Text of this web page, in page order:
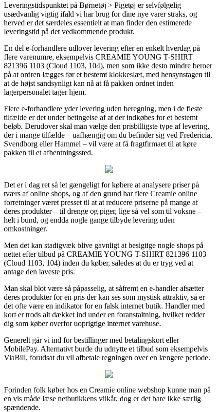
Leveringstidspunktet på Børnetøj > Pigetøj er selvfølgelig
usædvanlig vigtig ifald vi har brug for dine nye varer straks, og
herved er det særdeles essentielt at man finder den estimerede
leveringstid på det vedkommende produkt.
En del e-forhandlere udlover levering efter en enkelt hverdag på
flere varenumre, eksempelvis CREAMIE YOUNG T-SHIRT
821396 1103 (Cloud 1103, 104), men som ikke desto mindre beroer
på at ordren lægges før et bestemt klokkeslæt, med hensynstagen til
at de højst sandsynligt kan nå at få pakken ordnet inden
lagerpersonalet tager hjem.
Flere e-forhandlere yder levering uden beregning, men i de fleste
tilfælde er det under betingelse af at der indkøbes for et bestemt
beløb. Derudover skal man vælge den prisbilligste type af levering,
der i mange tilfælde – uafhængig om du befinder sig ved Fredericia,
Svendborg eller Hammel – vil være at få fragtfirmaet til at køre
pakken til et afhentningssted.
Det er i dag ret så let gængeligt for købere at analysere priser på
tværs af online shops, og af den grund har flere Creamie online
forretninger været presset til at at reducere priserne på mange af
deres produkter – til drenge og piger, lige så vel som til voksne –
helt i bund, og endda nogle gange tilbyde levering uden
omkostninger.
Men det kan stadigvæk blive gavnligt at besigtige nogle shops på
nettet efter tilbud på CREAMIE YOUNG T-SHIRT 821396 1103
(Cloud 1103, 104) inden du køber, således at du er tryg ved at
antage den laveste pris.
Man skal blot være så påpasselig, at såfremt en e-handler afsætter
deres produkter for en pris der kan ses som mystisk attraktiv, så er
det ofte være en indikator for en falsk internet butik. Handler med
kort er trods alt dækket ind under en foranstaltning, hvilket redder
dig som køber overfor uoprigtige internet varehuse.
Generelt går vi ind for bestillinger med betalingskort eller
MobilePay. Alternativt burde du udnytte et tilbud som eksempelvis
ViaBill, forudsat du vil afbetale regningen over en længere periode.
Forinden folk køber hos en Creamie online webshop kunne man på
en vis måde læse netbutikkens vilkår, dog er det bare ikke særlig
spændende.